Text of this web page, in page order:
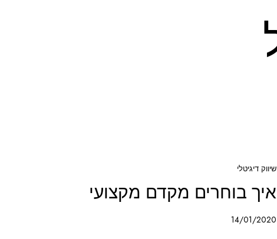
שיווק דיגיטלי
איך בוחרים מקדם מקצועי
14/01/2020